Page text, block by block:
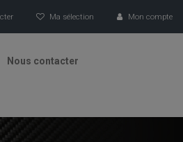
Ma sélection Mon compte
Nous contacter